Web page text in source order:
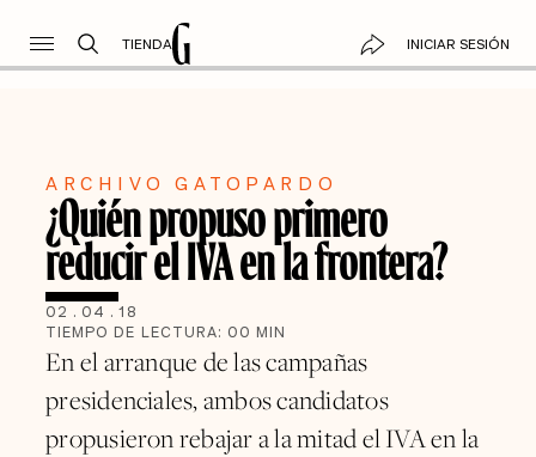
TIENDA INICIAR SESIÓN
ARCHIVO GATOPARDO
¿Quién propuso primero
reducir el IVA en la frontera?
02 . 04 . 18
TIEMPO DE LECTURA: 00 MIN
En el arranque de las campañas
presidenciales, ambos candidatos
propusieron rebajar a la mitad el IVA en la